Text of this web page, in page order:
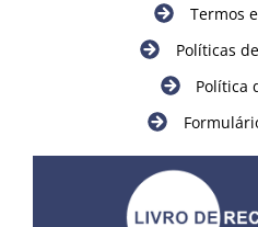
Termos
Políticas
Política